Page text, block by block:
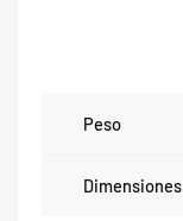
Peso
Dimensiones